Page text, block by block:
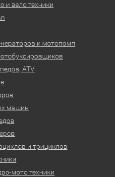
вело техники
и мотопомп
ATV
машин
и трициклов
мото техники